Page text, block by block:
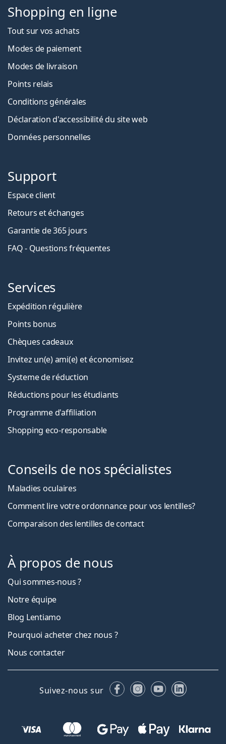
Shopping en ligne
Tout sur vos achats
Modes de paiement
Modes de livraison
Points relais
Conditions générales
Déclaration d'accessibilité du site web
Données personnelles
Support
Espace client
Retours et échanges
Garantie de 365 jours
FAQ - Questions fréquentes
Services
Expédition régulière
Points bonus
Chèques cadeaux
Invitez un(e) ami(e) et économisez
Systeme de réduction
Réductions pour les étudiants
Programme d'affiliation
Shopping eco-responsable
Conseils de nos spécialistes
Maladies oculaires
Comment lire votre ordonnance pour vos lentilles?
Comparaison des lentilles de contact
À propos de nous
Qui sommes-nous ?
Notre équipe
Blog Lentiamo
Pourquoi acheter chez nous ?
Nous contacter
Suivez-nous sur FacebookInstagram
YouTubeLinkedIn